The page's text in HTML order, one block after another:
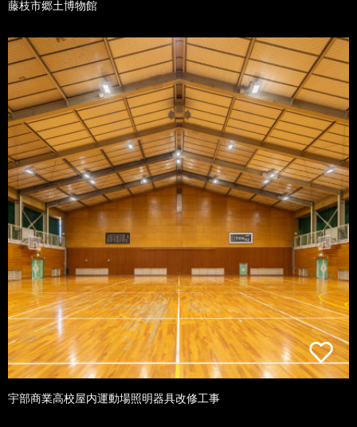
藤枝市郷土博物館
宇部商業高校屋内運動場照明器具改修工事